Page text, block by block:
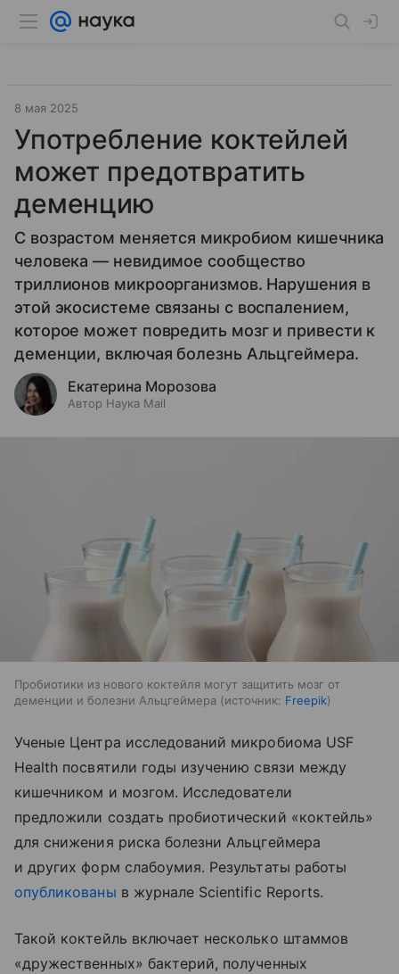
8 мая 2025
Употребление коктейлей
может предотвратить
деменцию
С возрастом меняется микробиом кишечника
человека — невидимое сообщество
триллионов микроорганизмов. Нарушения в
этой экосистеме связаны с воспалением,
которое может повредить мозг и привести к
деменции, включая болезнь Альцгеймера.
Екатерина Морозова
Автор Наука Mail
Пробиотики из нового коктейля могут защитить мозг от
деменции и болезни Альцгеймера
источник: Freepik
Ученые Центра исследований микробиома USF
Health посвятили годы изучению связи между
кишечником и мозгом. Исследователи
предложили создать пробиотический «коктейль»
для снижения риска болезни Альцгеймера
и других форм слабоумия. Результаты работы
опубликованы в журнале Scientific Reports.
Такой коктейль включает несколько штаммов
«дружественных» бактерий, полученных